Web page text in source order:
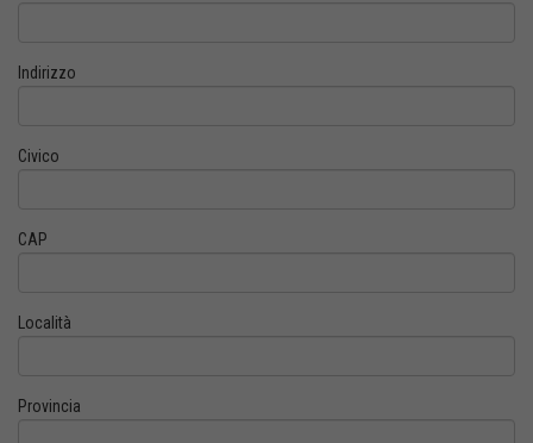
Indirizzo
Civico
CAP
Località
Provincia